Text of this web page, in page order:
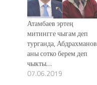
Атамбаев эртең
митингге чыгам деп
турганда, Абдрахманов
аны сотко берем деп
чыкты…
07.06.2019